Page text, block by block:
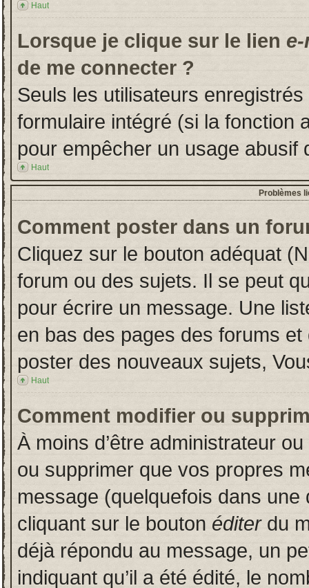
Haut
Lorsque je clique sur le lien
de me connecter ?
Seuls les utilisateurs
formulaire intégré (si la fonction
pour empêcher un usage abusif
Haut
Problèmes
Comment poster dans un
Cliquez sur le bouton adéquat
forum ou des sujets. Il se peut
pour écrire un message. Une
en bas des pages des forums
poster des nouveaux sujets,
Haut
Comment modifier ou
À moins d’être administrateur
ou supprimer que vos propres
message (quelquefois dans
cliquant sur le bouton éditerdu
déjà répondu au message, un
indiquant qu’il a été édité, le